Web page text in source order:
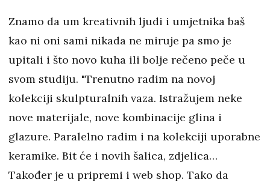
Znamo da um kreativnih ljudi i umjetnika baš
kao ni oni sami nikada ne miruje pa smo je
upitali i što novo kuha ili bolje rečeno peče u
svom studiju. "Trenutno radim na novoj
kolekciji skulpturalnih vaza. Istražujem neke
nove materijale, nove kombinacije glina i
glazure. Paralelno radim i na kolekciji uporabne
keramike. Bit će i novih šalica, zdjelica…
Također je u pripremi i web shop. Tako da